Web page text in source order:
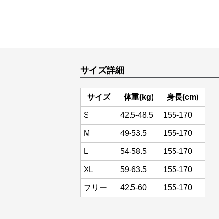
サイズ詳細
サイズ 体重(kg) 身長(cm)
S 42.5-48.5 155-170
M 49-53.5 155-170
L 54-58.5 155-170
XL 59-63.5 155-170
フリー 42.5-60 155-170